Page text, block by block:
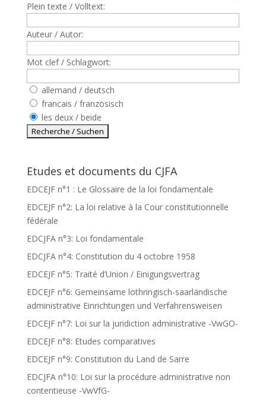
Plein texte / Volltext:
Auteur / Autor:
Mot clef / Schlagwort:
allemand / deutsch
francais / französisch
les deux / beide
Etudes et documents du CJFA
EDCEJF n°1 : Le Glossaire de la loi fondamentale
EDCEJF n°2: La loi relative à la Cour constitutionnelle
fédérale
EDCJFA n°3: Loi fondamentale
EDCJFA n°4: Constitution du 4 octobre 1958
EDCEJF n°5: Traité d’Union / Einigungsvertrag
EDCEJF n°6: Gemeinsame lothringisch-saarländische
administrative Einrichtungen und Verfahrensweisen
EDCEJF n°7: Loi sur la juridiction administrative -VwGO-
EDCEJF n°8: Etudes comparatives
EDCEJF n°9: Constitution du Land de Sarre
EDCJFA n°10: Loi sur la procédure administrative non
contentieuse -VwVfG-